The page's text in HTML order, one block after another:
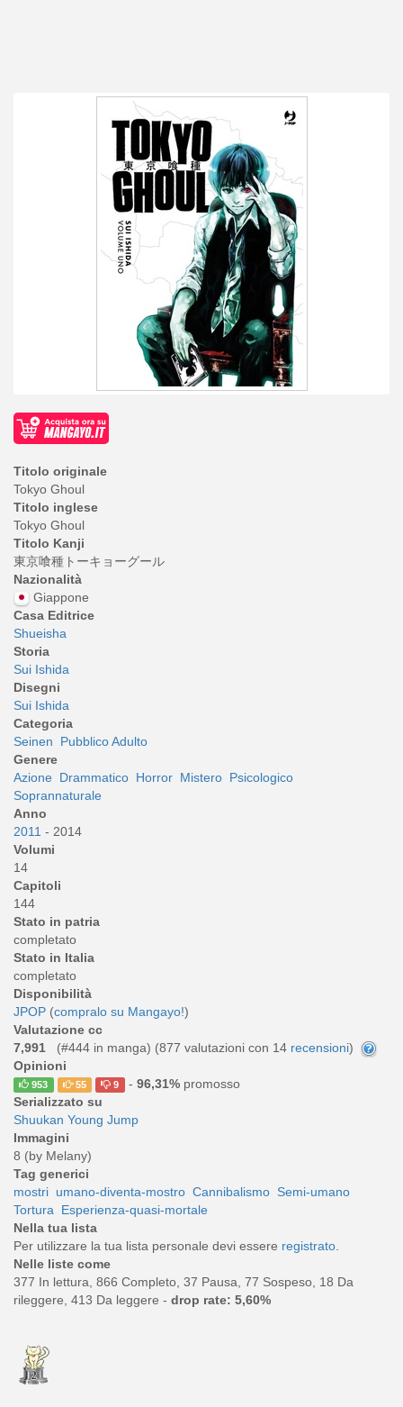
Titolo originale
Tokyo Ghoul
Titolo inglese
Tokyo Ghoul
Titolo Kanji
東京喰種トーキョーグール
Nazionalità
Giappone
Casa Editrice
Shueisha
Storia
Sui Ishida
Disegni
Sui Ishida
Categoria
Seinen
Pubblico Adulto
Genere
Azione Drammatico Horror Mistero Psicologico
Soprannaturale
Anno
2011 - 2014
Volumi
14
Capitoli
144
Stato in patria
completato
Stato in Italia
completato
Disponibilità
JPOP (compralo su Mangayo!)
Valutazione cc
7,991
(#444 in manga) (877 valutazioni con 14 recensioni)
Opinioni
953 55 9 - 96,31%promosso
Serializzato su
Shuukan Young Jump
Immagini
8 (by Melany)
Tag generici
mostri umano-diventa-mostro Cannibalismo Semi-umano
Tortura Esperienza-quasi-mortale
Nella tua lista
Per utilizzare la tua lista personale devi essere registrato.
Nelle liste come
377 In lettura, 866 Completo, 37 Pausa, 77 Sospeso, 18 Da
rileggere, 413 Da leggere - drop rate: 5,60%